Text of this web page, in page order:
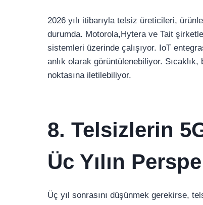
2026 yılı itibarıyla telsiz üreticileri,
durumda. Motorola,Hytera ve Tait
sistemleri üzerinde çalışıyor. IoT
anlık olarak görüntülenebiliyor.
noktasına iletilebiliyor.
8. Telsizlerin
Üc Yılın
Üç yıl sonrasını düşünmek gerekirse,